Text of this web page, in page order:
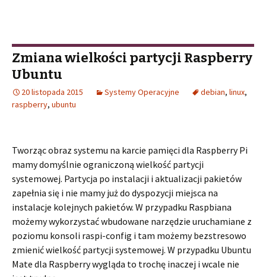
Zmiana wielkości partycji Raspberry
Ubuntu
20 listopada 2015 Systemy Operacyjne debian, linux,
raspberry, ubuntu
Tworząc obraz systemu na karcie pamięci dla Raspberry Pi
mamy domyślnie ograniczoną wielkość partycji
systemowej. Partycja po instalacji i aktualizacji pakietów
zapełnia się i nie mamy już do dyspozycji miejsca na
instalacje kolejnych pakietów. W przypadku Raspbiana
możemy wykorzystać wbudowane narzędzie uruchamiane z
poziomu konsoli raspi-config i tam możemy bezstresowo
zmienić wielkość partycji systemowej. W przypadku Ubuntu
Mate dla Raspberry wygląda to trochę inaczej i wcale nie